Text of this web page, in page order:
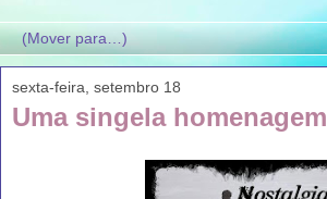
sexta-feira, setembro 18
Uma singela homenagem